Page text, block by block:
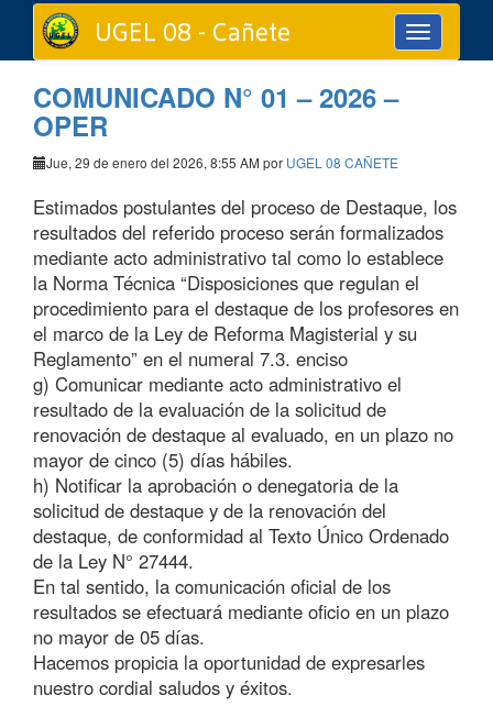
Toggle
navigation
UGEL 08 - Cañete
COMUNICADO N° 01 – 2026 –
OPER
Jue, 29 de enero del 2026, 8:55 AM por UGEL 08 CAÑETE
Estimados postulantes del proceso de Destaque, los
resultados del referido proceso serán formalizados
mediante acto administrativo tal como lo establece
la Norma Técnica “Disposiciones que regulan el
procedimiento para el destaque de los profesores en
el marco de la Ley de Reforma Magisterial y su
Reglamento” en el numeral 7.3. enciso
g) Comunicar mediante acto administrativo el
resultado de la evaluación de la solicitud de
renovación de destaque al evaluado, en un plazo no
mayor de cinco (5) días hábiles.
h) Notificar la aprobación o denegatoria de la
solicitud de destaque y de la renovación del
destaque, de conformidad al Texto Único Ordenado
de la Ley N° 27444.
En tal sentido, la comunicación oficial de los
resultados se efectuará mediante oficio en un plazo
no mayor de 05 días.
Hacemos propicia la oportunidad de expresarles
nuestro cordial saludos y éxitos.